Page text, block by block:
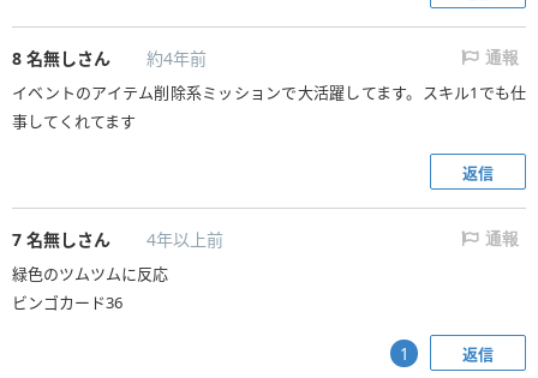
8 名無しさん 約4年前 通報
イベントのアイテム削除系ミッションで大活躍してます。スキル1でも仕
事してくれてます
返信
7 名無しさん 4年以上前 通報
緑色のツムツムに反応
ビンゴカード36
返信
1